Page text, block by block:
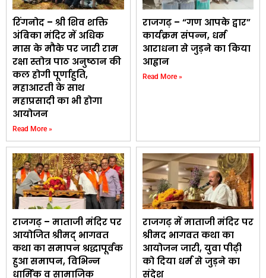
रिंगनोद – श्री शिव शक्ति
अंबिका मंदिर में अधिक
मास के मौके पर जारी राम
रक्षा स्तोत्र पाठ अनुष्ठान की
कल होगी पूर्णाहुति,
महाआरती के साथ
महाप्रसादी का भी होगा
आयोजन
Read More »
राजगढ़ – “गण आपके द्वार”
कार्यक्रम संपन्न, धर्म
आराधना से जुड़ने का किया
आह्वान
Read More »
राजगढ़ – माताजी मंदिर पर
आयोजित श्रीमद् भागवत
कथा का समापन श्रद्धापूर्वक
हुआ समापन, विभिन्न
धार्मिक व सामाजिक
राजगढ़ में माताजी मंदिर पर
श्रीमद भागवत कथा का
आयोजन जारी, युवा पीढ़ी
को दिया धर्म से जुड़ने का
संदेश